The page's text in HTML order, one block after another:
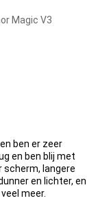
Magic V3
ben er zeer
en ben blij met
scherm, langere
en lichter, en
meer.